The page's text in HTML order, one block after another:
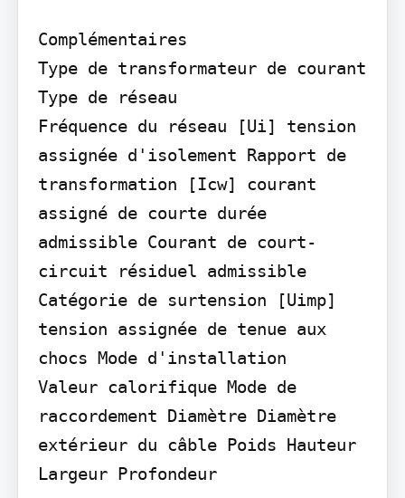
Complémentaires
Type de transformateur de courant
Type de réseau
Fréquence du réseau [Ui] tension
assignée d'isolement Rapport de
transformation [Icw] courant
assigné de courte durée
admissible Courant de court-
circuit résiduel admissible
Catégorie de surtension [Uimp]
tension assignée de tenue aux
chocs Mode d'installation
Valeur calorifique Mode de
raccordement Diamètre Diamètre
extérieur du câble Poids Hauteur
Largeur Profondeur